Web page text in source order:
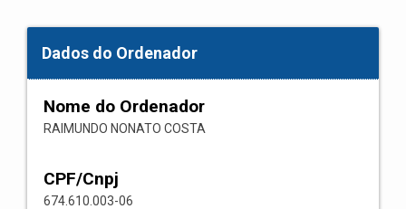
Dados do Ordenador
Nome do Ordenador
RAIMUNDO NONATO COSTA
CPF/Cnpj
674.610.003-06